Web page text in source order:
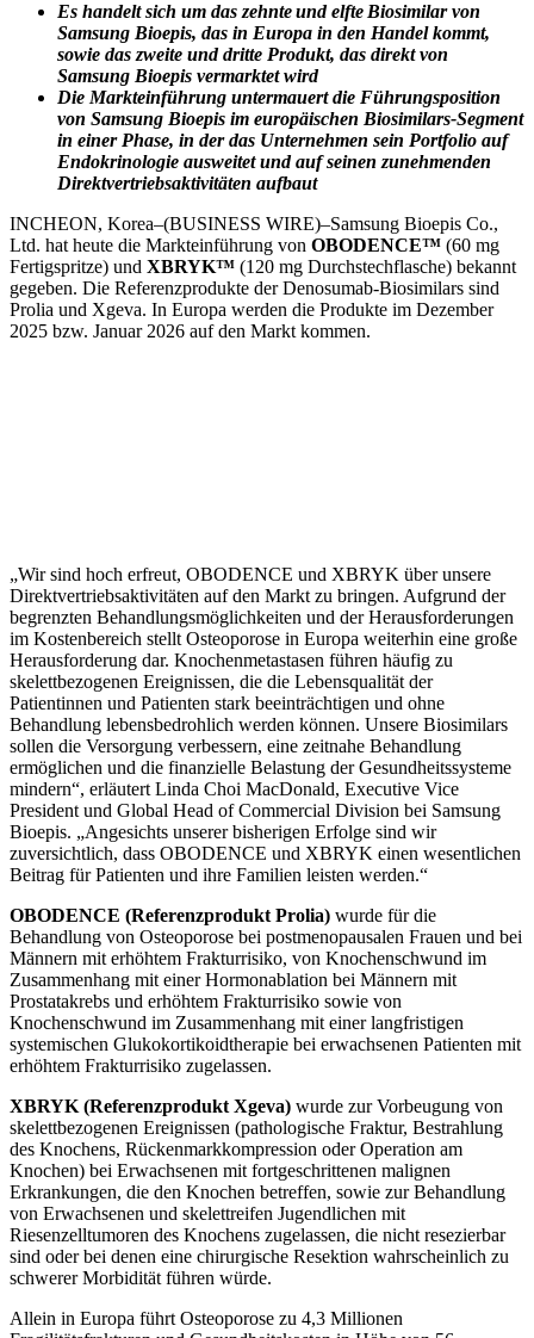
Es handelt sich um das zehnteund elfte Biosimilar von
Samsung Bioepis, das in Europa in den Handel kommt,
sowie das zweite und dritte Produkt, das direkt von
Samsung Bioepis vermarktet wird
Die Markteinführung untermauert die Führungsposition
von Samsung Bioepis im europäischen Biosimilars-Segment
in einer Phase, in der das Unternehmen sein Portfolio auf
Endokrinologie ausweitet und auf seinen zunehmenden
Direktvertriebsaktivitäten aufbaut
INCHEON, Korea–(BUSINESS WIRE)–Samsung Bioepis Co.,
Ltd. hat heute die Markteinführung von OBODENCE™ (60 mg
Fertigspritze) und XBRYK™ (120 mg Durchstechflasche) bekannt
gegeben. Die Referenzprodukte der Denosumab-Biosimilars sind
Prolia und Xgeva. In Europa werden die Produkte im Dezember
2025 bzw. Januar 2026 auf den Markt kommen.
„Wir sind hoch erfreut, OBODENCE und XBRYK über unsere
Direktvertriebsaktivitäten auf den Markt zu bringen. Aufgrund der
begrenzten Behandlungsmöglichkeiten und der Herausforderungen
im Kostenbereich stellt Osteoporose in Europa weiterhin eine große
Herausforderung dar. Knochenmetastasen führen häufig zu
skelettbezogenen Ereignissen, die die Lebensqualität der
Patientinnen und Patienten stark beeinträchtigen und ohne
Behandlung lebensbedrohlich werden können. Unsere Biosimilars
sollen die Versorgung verbessern, eine zeitnahe Behandlung
ermöglichen und die finanzielle Belastung der Gesundheitssysteme
mindern“, erläutert Linda Choi MacDonald, Executive Vice
President und Global Head of Commercial Division bei Samsung
Bioepis. „Angesichts unserer bisherigen Erfolge sind wir
zuversichtlich, dass OBODENCE und XBRYK einen wesentlichen
Beitrag für Patienten und ihre Familien leisten werden.“
OBODENCE (Referenzprodukt Prolia) wurde für die
Behandlung von Osteoporose bei postmenopausalen Frauen und bei
Männern mit erhöhtem Frakturrisiko, von Knochenschwund im
Zusammenhang mit einer Hormonablation bei Männern mit
Prostatakrebs und erhöhtem Frakturrisiko sowie von
Knochenschwund im Zusammenhang mit einer langfristigen
systemischen Glukokortikoidtherapie bei erwachsenen Patienten mit
erhöhtem Frakturrisiko zugelassen.
XBRYK (Referenzprodukt Xgeva) wurde zur Vorbeugung von
skelettbezogenen Ereignissen (pathologische Fraktur, Bestrahlung
des Knochens, Rückenmarkkompression oder Operation am
Knochen) bei Erwachsenen mit fortgeschrittenen malignen
Erkrankungen, die den Knochen betreffen, sowie zur Behandlung
von Erwachsenen und skelettreifen Jugendlichen mit
Riesenzelltumoren des Knochens zugelassen, die nicht resezierbar
sind oder bei denen eine chirurgische Resektion wahrscheinlich zu
schwerer Morbidität führen würde.
Allein in Europa führt Osteoporose zu 4,3 Millionen